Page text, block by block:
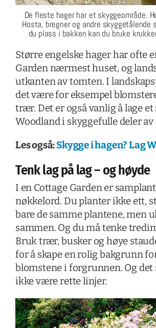
De fleste hager har et skyggeområde.
Hosta, bregner og andre skyggetålende
du plass i bakken kan du bruke
Større engelske hager har ofte
Garden nærmest huset, og
utkanten av tomten. I
det være for eksempel
trær. Det er også vanlig å lage et
Woodland i skyggefulle deler av
Les også:Skygge i hagen? Lag
Tenk lag på lag – og høyde
I en Cottage Garden er
nøkkelord. Du planter ikke ett,
bare de samme plantene, men
sammen. Og du må tenke
Bruk trær, busker og høye
for å skape en rolig bakgrunn
blomstene i forgrunnen. Og det
ikke være rette linjer.